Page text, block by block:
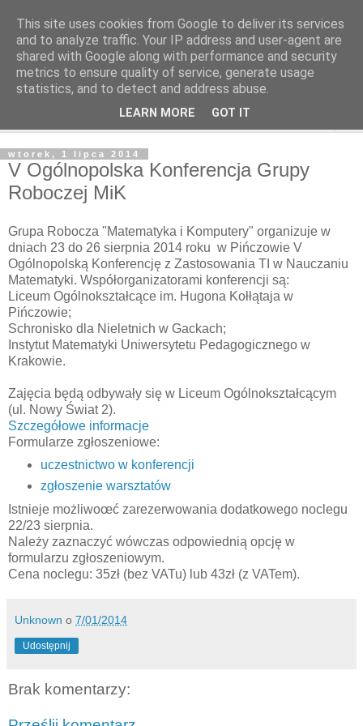
wtorek, 1 lipca 2014
V Ogólnopolska Konferencja Grupy
Roboczej MiK
Grupa Robocza "Matematyka i Komputery" organizuje w
dniach 23 do 26 sierpnia 2014 roku w Pińczowie V
Ogólnopolską Konferencję z Zastosowania TI w Nauczaniu
Matematyki. Współorganizatorami konferencji są:
Liceum Ogólnokształcące im. Hugona Kołłątaja w
Pińczowie;
Schronisko dla Nieletnich w Gackach;
Instytut Matematyki Uniwersytetu Pedagogicznego w
Krakowie.
Zajęcia będą odbywały się w Liceum Ogólnokształcącym
(ul. Nowy Świat 2).
Szczegółowe informacje
Formularze zgłoszeniowe:
uczestnictwo w konferencji
zgłoszenie warsztatów
Istnieje możliwoœć zarezerwowania dodatkowego noclegu
22/23 sierpnia.
Należy zaznaczyć wówczas odpowiednią opcję w
formularzu zgłoszeniowym.
Cena noclegu: 35zł (bez VATu) lub 43zł (z VATem).
Unknown o 7/01/2014
Udostępnij
Brak komentarzy:
This site uses cookies from Google to deliver its services
and to analyze traffic. Your IP address and user-agent are
shared with Google along with performance and security
metrics to ensure quality of service, generate usage
statistics, and to detect and address abuse.
LEARN MORE GOT IT